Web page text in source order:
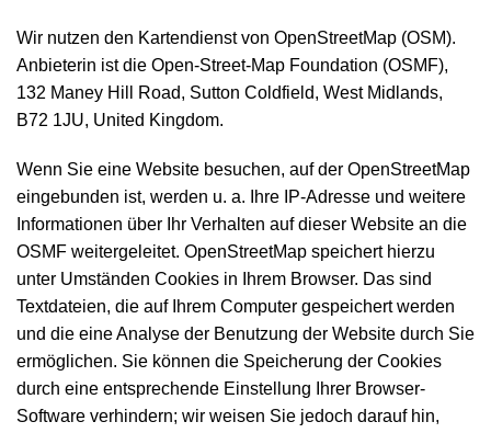
Wir nutzen den Kartendienst von OpenStreetMap (OSM).
Anbieterin ist die Open-Street-Map Foundation (OSMF),
132 Maney Hill Road, Sutton Coldfield, West Midlands,
B72 1JU, United Kingdom.
Wenn Sie eine Website besuchen, auf der OpenStreetMap
eingebunden ist, werden u. a. Ihre IP-Adresse und weitere
Informationen über Ihr Verhalten auf dieser Website an die
OSMF weitergeleitet. OpenStreetMap speichert hierzu
unter Umständen Cookies in Ihrem Browser. Das sind
Textdateien, die auf Ihrem Computer gespeichert werden
und die eine Analyse der Benutzung der Website durch Sie
ermöglichen. Sie können die Speicherung der Cookies
durch eine entsprechende Einstellung Ihrer Browser-
Software verhindern; wir weisen Sie jedoch darauf hin,